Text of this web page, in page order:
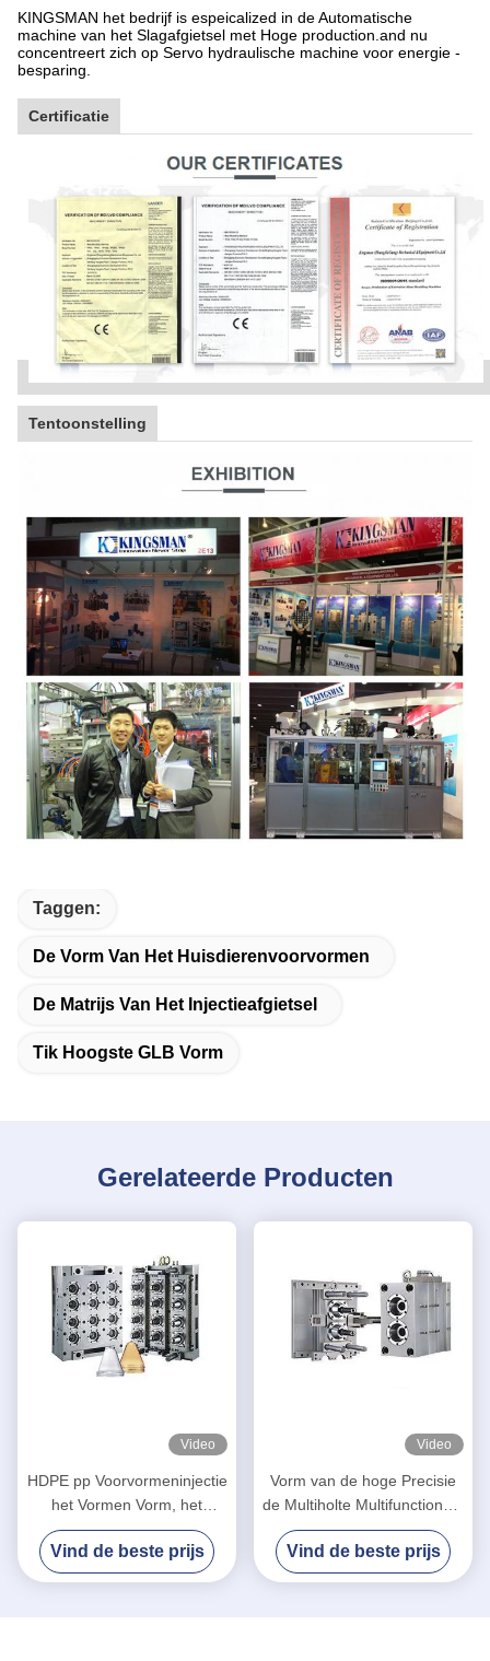
KINGSMAN het bedrijf is espeicalized in de Automatische
machine van het Slagafgietsel met Hoge production.and nu
concentreert zich op Servo hydraulische machine voor energie -
besparing.
Certificatie
Tentoonstelling
Taggen:
De Vorm Van Het Huisdierenvoorvormen
De Matrijs Van Het Injectieafgietsel
Tik Hoogste GLB Vorm
Gerelateerde Producten
Video
HDPE pp Voorvormeninjectie
het Vormen Vorm, het
Multiholteinjectie Vormen
Vind de beste prijs
Video
Vorm van de hoge Precisie
de Multiholte Multifunctioneel
voor HDPE pp
Voorvormeninjectie
Vind de beste prijs